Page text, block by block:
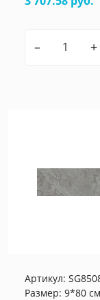
– +
Артикул:
Размер: 9*80 см